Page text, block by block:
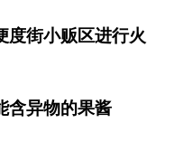
度街小贩区进行火
含异物的果酱